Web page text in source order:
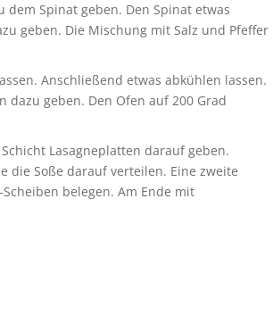
Spinat geben. Den Spinat etwas
geben. Die Mischung mit Salz und Pfeffer
Anschließend etwas abkühlen lassen.
dazu geben. Den Ofen auf 200 Grad
Lasagneplatten darauf geben.
die Soße darauf verteilen. Eine zweite
Scheiben belegen. Am Ende mit